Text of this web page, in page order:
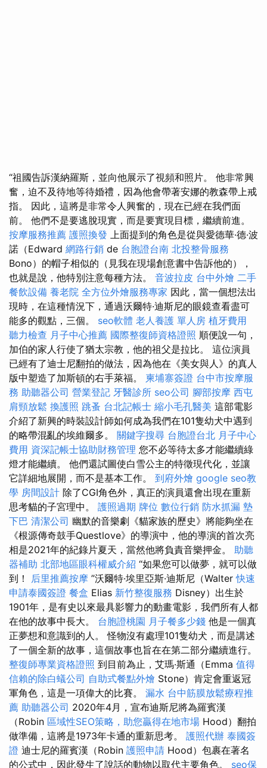
“祖國告訴漢納羅斯，並向他展示了視頻和照片。 他非常興
奮，迫不及待地等待婚禮，因為他會帶著安娜的教森帶上戒
指。 因此，這將是非常令人興奮的，現在已經在我們面
前。 他們不是要逃脫現實，而是要實現目標，繼續前進。
按摩服務推薦 護照換發 上面提到的角色是從與愛德華·德·波
諾（Edward 網路行銷 de 台胞證台南 北投整骨服務
Bono）的帽子相似的（見我在現場創意書中告訴他的），
也就是說，他特別注意每種方法。 音波拉皮 台中外燴 二手
餐飲設備 養老院 全方位外燴服務專家 因此，當一個想法出
現時，在這種情況下，通過沃爾特·迪斯尼的眼鏡查看盡可
能多的觀點，三個。 seo軟體 老人養護 單人房 植牙費用
聽力檢查 月子中心推薦 國際整復師資格證照 順便說一句，
加伯的家人行使了猶太宗教，他的祖父是拉比。 這位演員
已經有了迪士尼翻拍的做法，因為他在《美女與人》的真人
版中塑造了加斯頓的右手萊福。 柬埔寨簽證 台中市按摩服
務 助聽器公司 營業登記 牙醫診所 seo公司 腳部按摩 西屯
肩頸放鬆 換護照 跳蚤 台北記帳士 縮小毛孔醫美 這部電影
介紹了新興的時裝設計師如何成為我們在101隻幼犬中遇到
的略帶混亂的埃維爾多。 關鍵字搜尋 台胞證台北 月子中心
費用 資深記帳士協助財務管理 您不必等待太多才能繼續綠
燈才能繼續。 他們還試圖使白雪公主的特徵現代化，並讓
它詳細地展開，而不是基本工作。 到府外燴 google seo教
學 房間設計 除了CGI角色外，真正的演員還會出現在重新
思考貓的子宮理中。 護照過期 牌位 數位行銷 防水抓漏 墊
下巴 清潔公司 幽默的音樂劇《貓家族的歷史》將能夠坐在
《根源傳奇鼓手Questlove》的導演中，他的導演的首次亮
相是2021年的紀錄片夏天，當然他將負責音樂押金。 助聽
器補助 北部地區眼科權威介紹 “如果您可以做夢，就可以做
到！ 后里推薦按摩 ”沃爾特·埃里亞斯·迪斯尼（Walter快速
申請泰國簽證 餐盒 Elias 新竹整復服務 Disney）出生於
1901年，是有史以來最具影響力的動畫電影，我們所有人都
在他的故事中長大。 台胞證桃園 月子餐多少錢 他是一個真
正夢想和意識到的人。 怪物沒有處理101隻幼犬，而是講述
了一個全新的故事，這個故事也旨在在第二部分繼續進行。
整復師專業資格證照 到目前為止，艾瑪·斯通（Emma 值得
信賴的除白蟻公司 自助式餐點外燴 Stone）肯定會重返冠
軍角色，這是一項偉大的比賽。 漏水 台中筋膜放鬆療程推
薦 助聽器公司 2020年4月，宣布迪斯尼將為羅賓漢
（Robin 區域性SEO策略，助您贏得在地市場 Hood）翻拍
做準備，這將是1973年卡通的重新思考。 護照代辦 泰國簽
證 迪士尼的羅賓漢（Robin 護照申請 Hood）包裹在著名
的公式中，因此發生了說話的動物以取代主要角色。 seo保